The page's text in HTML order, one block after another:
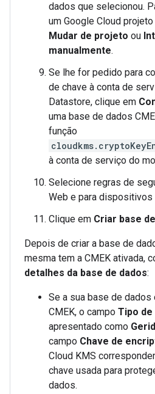
dados que selecionou.
um Google Cloud
Mudar de projeto ou
manualmente.
Se lhe for pedido para
de chave à conta de
Datastore, clique em
uma base de dados
função
à conta de serviço do
Selecione regras de
Web e para dispositivos
Clique em Criar base
Depois de criar a base de
mesma tem a CMEK ativada,
detalhes da base de dados:
Se a sua base de
CMEK, o campo Tipo
apresentado como
campo Chave de
Cloud KMS
chave usada para
dados.